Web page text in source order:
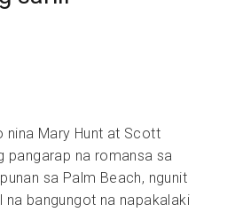
nina Mary Hunt at Scott
pangarap na romansa sa
sa Palm Beach, ngunit
bangungot na napakalaki